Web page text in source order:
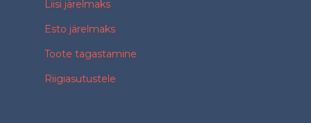
Liisi järelmaks
Esto järelmaks
Toote tagastamine
Riigiasutustele